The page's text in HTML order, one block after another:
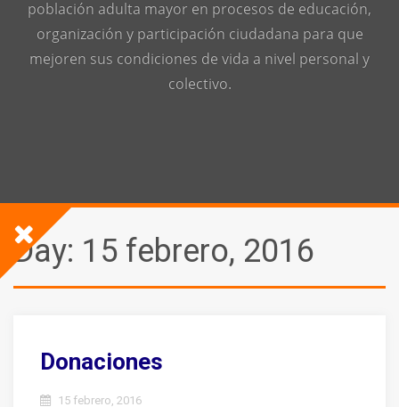
población adulta mayor en procesos de educación,
organización y participación ciudadana para que
mejoren sus condiciones de vida a nivel personal y
colectivo.
Day: 15 febrero, 2016
Donaciones
15 febrero, 2016